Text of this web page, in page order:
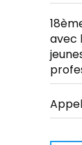
avec